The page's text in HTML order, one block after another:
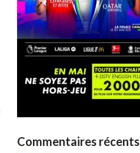
Commentaires récents